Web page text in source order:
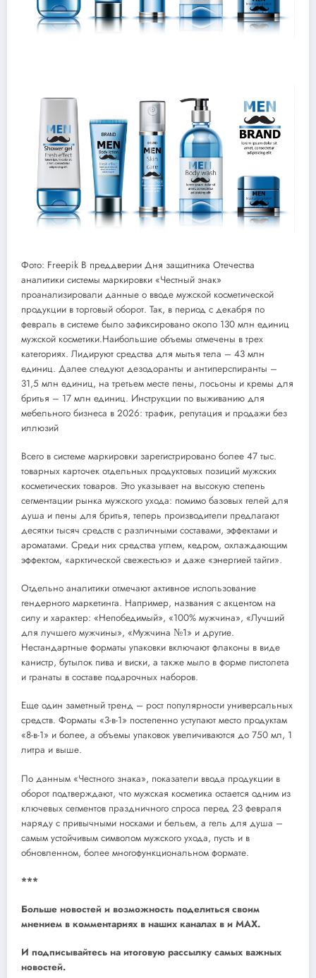
Фото: Freepik В преддверии Дня защитника Отечества
аналитики системы маркировки «Честный знак»
проанализировали данные о вводе мужской косметической
продукции в торговый оборот. Так, в период с декабря по
февраль в системе было зафиксировано около 130 млн единиц
мужской косметики.Наибольшие объемы отмечены в трех
категориях. Лидируют средства для мытья тела – 43 млн
единиц. Далее следуют дезодоранты и антиперспиранты –
31,5 млн единиц, на третьем месте пены, лосьоны и кремы для
бритья – 17 млн единиц. Инструкции по выживанию для
мебельного бизнеса в 2026: трафик, репутация и продажи без
иллюзий
Всего в системе маркировки зарегистрировано более 47 тыс.
товарных карточек отдельных продуктовых позиций мужских
косметических товаров. Это указывает на высокую степень
сегментации рынка мужского ухода: помимо базовых гелей для
душа и пены для бритья, теперь производители предлагают
десятки тысяч средств с различными составами, эффектами и
ароматами. Среди них средства углем, кедром, охлаждающим
эффектом, «арктической свежестью» и даже «энергией тайги».
Отдельно аналитики отмечают активное использование
гендерного маркетинга. Например, названия с акцентом на
силу и характер: «Непобедимый», «100% мужчина», «Лучший
для лучшего мужчины», «Мужчина №1» и другие.
Нестандартные форматы упаковки включают флаконы в виде
канистр, бутылок пива и виски, а также мыло в форме пистолета
и гранаты в составе подарочных наборов.
Еще один заметный тренд – рост популярности универсальных
средств. Форматы «3-в-1» постепенно уступают место продуктам
«8-в-1» и более, а объемы упаковок увеличиваются до 750 мл, 1
литра и выше.
По данным «Честного знака», показатели ввода продукции в
оборот подтверждают, что мужская косметика остается одним из
ключевых сегментов праздничного спроса перед 23 февраля
наряду с привычными носками и бельем, а гель для душа –
самым устойчивым символом мужского ухода, пусть и в
обновленном, более многофункциональном формате.
***
Больше новостей и возможность поделиться своим
мнением в комментариях в наших каналах в и MAX.
И подписывайтесь на итоговую рассылку самых важных
новостей.